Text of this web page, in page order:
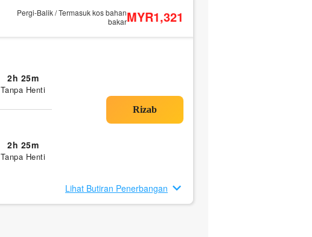
Pergi-Balik / Termasuk kos bahan
bakarMYR1,321
2h 25m
Tanpa Henti
2h 25m
Tanpa Henti
Lihat Butiran Penerbangan